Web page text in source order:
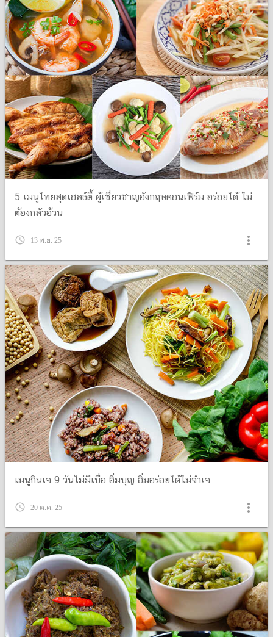
5 เมนูไทยสุดเฮลธ์ตี้ ผู้เชี่ยวชาญอังกฤษคอนเฟิร์ม อร่อยได้ ไม่
ต้องกลัวอ้วน
query_builder 13 พ.ย. 25 more_vert
เมนูกินเจ 9 วันไม่มีเบื่อ อิ่มบุญ อิ่มอร่อยได้ไม่จำเจ
query_builder 20 ต.ค. 25 more_vert